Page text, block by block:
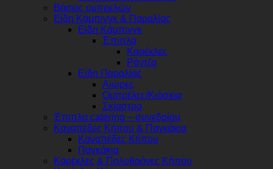
Βάσεις ομπρελών
Είδη Κάμπινγκ & Παραλίας
Είδη Κάμπινγκ
Έπιπλα
Καρέκλες
Ράντζα
Είδη Παραλίας
Αιώρες
Ομπρέλες/Κιόσκια
Σκίαστρα
Έπιπλα catering – συνεδρίου
Καναπέδες Κήπου & Παγκάκια
Καναπέδες Κήπου
Παγκάκια
Καρέκλες & Πολυθρόνες Κήπου